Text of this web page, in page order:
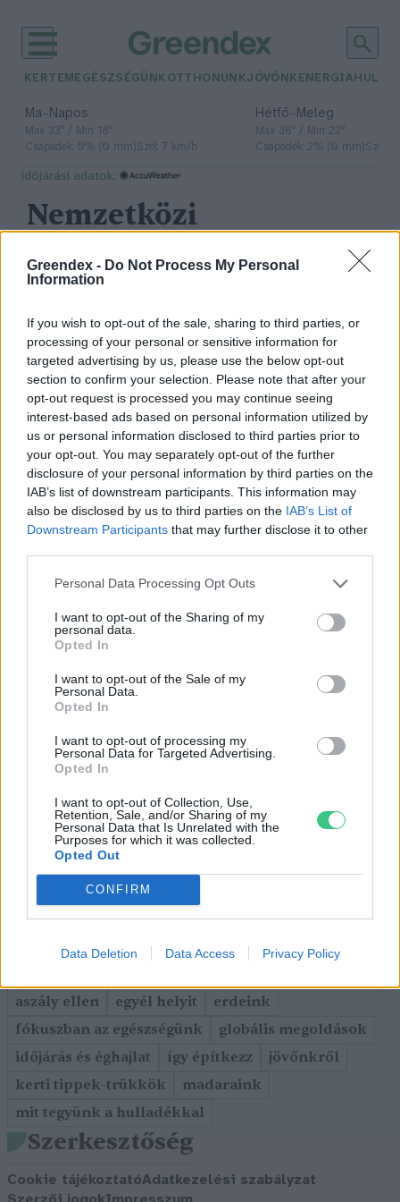
Greendex - Do Not Process My Personal
Information
If you wish to opt-out of the sale, sharing to third parties, or
processing of your personal or sensitive information for
targeted advertising by us, please use the below opt-out
section to confirm your selection. Please note that after your
opt-out request is processed you may continue seeing
interest-based ads based on personal information utilized by
us or personal information disclosed to third parties prior to
your opt-out. You may separately opt-out of the further
disclosure of your personal information by third parties on the
IAB’s list of downstream participants. This information may
also be disclosed by us to third parties on the IAB’s List of
Downstream Participants that may further disclose it to other
Personal Data Processing Opt Outs
I want to opt-out of the Sharing of my
personal data.
Opted In
I want to opt-out of the Sale of my
Personal Data.
Opted In
I want to opt-out of processing my
Personal Data for Targeted Advertising.
Opted In
I want to opt-out of Collection, Use,
Retention, Sale, and/or Sharing of my
Personal Data that Is Unrelated with the
Purposes for which it was collected.
Opted Out
CONFIRM
Data Deletion Data Access Privacy Policy
KERTEM EGÉSZSÉGÜNK OTTHONUNKJÖVŐNK ENERGIA
Ma– Napos
Max 33° / Min 18°
Csapadék: 0% (0 mm)Szél: 7 km/h
Hétfő– Meleg
Max 36° / Min 22°
Csapadék: 2% (0 mm)Szél:
időjárási adatok:
Nemzetközi
Atomenergia-
ügynökség
Nagyon úgy néz ki, hogy nem az
atomenergia oldja majd meg a
klímakrízist
Greendex Szemle
Nemzetközi Atomenergia-
Greendex szemle
Rovatok
KERTEM
OTTHONUNK
GAZDASÁG
JÖVŐNK
EGÉSZSÉGÜNK
GASZTRO
Kiemelt témák
aszály ellen egyél helyit
erdeink
fókuszban az egészségünk
globális megoldások
időjárás és éghajlat
így építkezz
jövőnkről
kerti tippek-trükkök
madaraink
mit tegyünk a hulladékkal
Szerkesztőség
Cookie tájékoztatóAdatkezelési szabályzat